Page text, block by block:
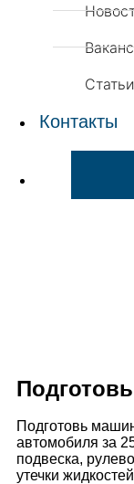
Статьи
Контакты
Подготовь
автомобиля за
подвеска,
утечки жидкостей